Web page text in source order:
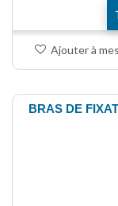
Ajouter à
BRAS DE